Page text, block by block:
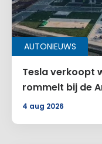
AUTONIEUWS
Tesla verkoopt
rommelt bij de
4 aug 2026